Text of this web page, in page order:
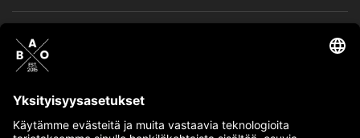
Bull’s All Out is social – follow us and show
your passion!